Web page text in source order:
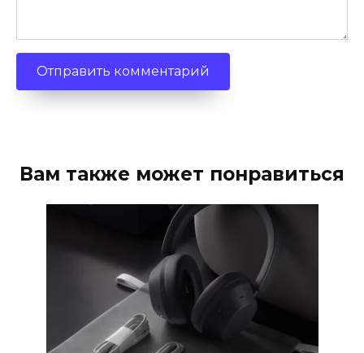
Вам также может понравиться